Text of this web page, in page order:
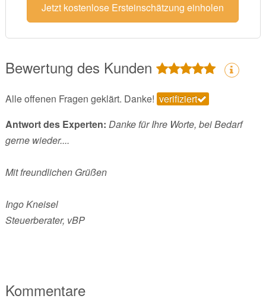
Jetzt kostenlose Ersteinschätzung einholen
Bewertung des Kunden
Alle offenen Fragen geklärt. Danke! verifiziert
Antwort des Experten: Danke für Ihre Worte, bei Bedarf
gerne wieder....
Mit freundlichen Grüßen
Ingo Kneisel
Steuerberater, vBP
Kommentare